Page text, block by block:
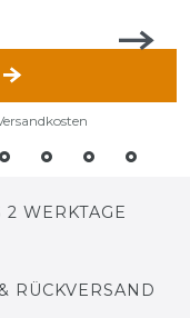
WERKTAGE
RÜCKVERSAND